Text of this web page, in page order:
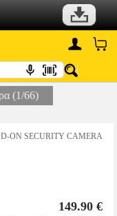
(1/66)
ON SECURITY CAMERA
149.90 €